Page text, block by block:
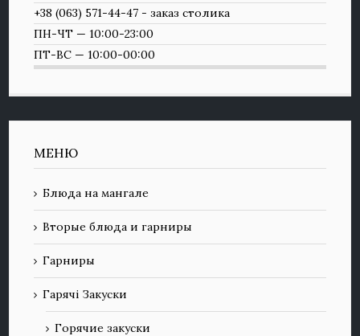
+38 (063) 571-44-47 - заказ столика
ПН-ЧТ — 10:00-23:00
ПТ-ВС — 10:00-00:00
МЕНЮ
Блюда на мангале
Вторые блюда и гарниры
Гарниры
Гарячі Закуски
Горячие закуски